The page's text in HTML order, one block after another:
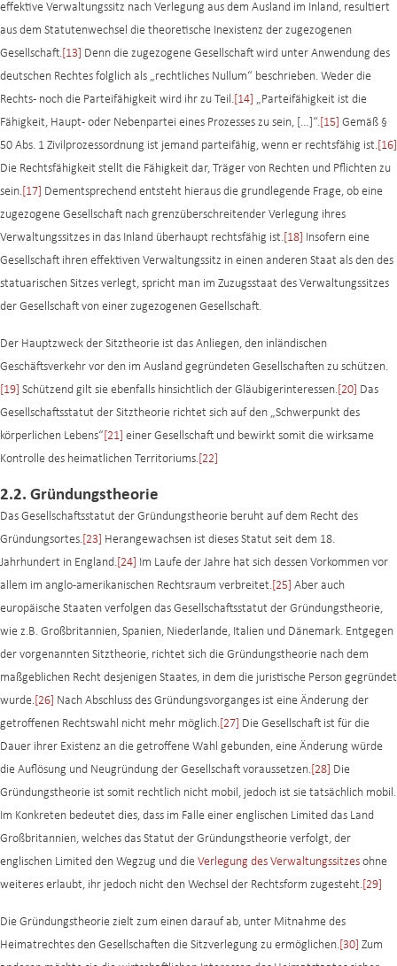
effektive Verwaltungssitz nach Verlegung aus dem Ausland im Inland, resultiert
aus dem Statutenwechsel die theoretische Inexistenz der zugezogenen
Gesellschaft. [13] Denn die zugezogene Gesellschaft wird unter Anwendung des
deutschen Rechtes folglich als „rechtliches Nullum“ beschrieben. Weder die
Rechts- noch die Parteifähigkeit wird ihr zu Teil. [14] „Parteifähigkeit ist die
Fähigkeit, Haupt- oder Nebenpartei eines Prozesses zu sein, […]“. [15] Gemäß §
50 Abs. 1 Zivilprozessordnung ist jemand parteifähig, wenn er rechtsfähig ist. [16]
Die Rechtsfähigkeit stellt die Fähigkeit dar, Träger von Rechten und Pflichten zu
sein. [17] Dementsprechend entsteht hieraus die grundlegende Frage, ob eine
zugezogene Gesellschaft nach grenzüberschreitender Verlegung ihres
Verwaltungssitzes in das Inland überhaupt rechtsfähig ist. [18] Insofern eine
Gesellschaft ihren effektiven Verwaltungssitz in einen anderen Staat als den des
statuarischen Sitzes verlegt, spricht man im Zuzugsstaat des Verwaltungssitzes
der Gesellschaft von einer zugezogenen Gesellschaft.
Der Hauptzweck der Sitztheorie ist das Anliegen, den inländischen
Geschäftsverkehr vor den im Ausland gegründeten Gesellschaften zu schützen.
[19] Schützend gilt sie ebenfalls hinsichtlich der Gläubigerinteressen. [20] Das
Gesellschaftsstatut der Sitztheorie richtet sich auf den „Schwerpunkt des
körperlichen Lebens“ [21] einer Gesellschaft und bewirkt somit die wirksame
Kontrolle des heimatlichen Territoriums. [22]
2.2. Gründungstheorie
Das Gesellschaftsstatut der Gründungstheorie beruht auf dem Recht des
Gründungsortes. [23] Herangewachsen ist dieses Statut seit dem 18.
Jahrhundert in England. [24] Im Laufe der Jahre hat sich dessen Vorkommen vor
allem im anglo-amerikanischen Rechtsraum verbreitet. [25] Aber auch
europäische Staaten verfolgen das Gesellschaftsstatut der Gründungstheorie,
wie z.B. Großbritannien, Spanien, Niederlande, Italien und Dänemark. Entgegen
der vorgenannten Sitztheorie, richtet sich die Gründungstheorie nach dem
maßgeblichen Recht desjenigen Staates, in dem die juristische Person gegründet
wurde. [26] Nach Abschluss des Gründungsvorganges ist eine Änderung der
getroffenen Rechtswahl nicht mehr möglich. [27] Die Gesellschaft ist für die
Dauer ihrer Existenz an die getroffene Wahl gebunden, eine Änderung würde
die Auflösung und Neugründung der Gesellschaft voraussetzen. [28] Die
Gründungstheorie ist somit rechtlich nicht mobil, jedoch ist sie tatsächlich mobil.
Im Konkreten bedeutet dies, dass im Falle einer englischen Limited das Land
Großbritannien, welches das Statut der Gründungstheorie verfolgt, der
englischen Limited den Wegzug und die Verlegung des Verwaltungssitzes ohne
weiteres erlaubt, ihr jedoch nicht den Wechsel der Rechtsform zugesteht. [29]
Die Gründungstheorie zielt zum einen darauf ab, unter Mitnahme des
Heimatrechtes den Gesellschaften die Sitzverlegung zu ermöglichen. [30] Zum